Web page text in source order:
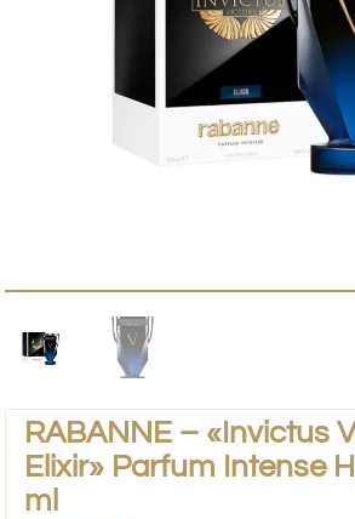
RABANNE – «Invictus
Elixir» Parfum Intense
ml